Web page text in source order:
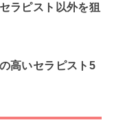
ラピスト以外を狙
高いセラピスト5